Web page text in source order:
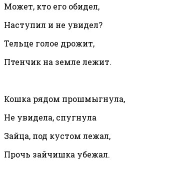
Может, кто его обидел,
Наступил и не увидел?
Тельце голое дрожит,
Птенчик на земле лежит.
Кошка рядом прошмыгнула,
Не увидела, спугнула
Зайца, под кустом лежал,
Прочь зайчишка убежал.